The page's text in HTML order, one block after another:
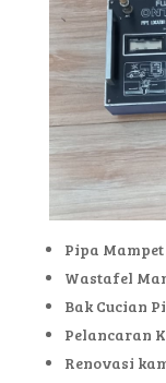
Pipa Mampet
Wastafel
Bak Cucian
Pelancaran
Renovasi